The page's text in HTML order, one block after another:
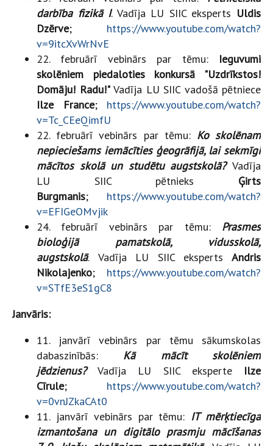
darbība fizikā I. Vadīja LU SIIC eksperts Uldis
Dzērve;
https://www.youtube.com/watch?
v=9itcXvWrNvE
22. februārī vebinārs par tēmu: Ieguvumi
skolēniem piedaloties konkursā "Uzdrīkstos!
Domāju! Radu!"Vadīja LU SIIC vadošā pētniece
Ilze France; https://www.youtube.com/watch?
v=Tc_CEeQimfU
22. februārī vebinārs par tēmu: Ko skolēnam
nepieciešams iemācīties ģeogrāfijā, lai sekmīgi
mācītos skolā un studētu augstskolā? Vadīja
LU SIIC pētnieks Ģirts
Burgmanis;
https://www.youtube.com/watch?
v=EFIGeOMvjik
24. februārī vebinārs par tēmu: Prasmes
bioloģijā pamatskolā, vidusskolā,
augstskolā. Vadīja LU SIIC ekspertsAndris
Nikolajenko; https://www.youtube.com/watch?
v=STfE3eS1gC8
Janvāris:
11. janvārī vebinārs par tēmu sākumskolas
dabaszinībās: Kā mācīt skolēniem
jēdzienus?Vadīja LU SIIC eksperte Ilze
Cīrule;
https://www.youtube.com/watch?
v=0vnJZkaCAt0
11. janvārī vebinārs par tēmu: IT mērķtiecīga
izmantošana un digitālo prasmju mācīšanas